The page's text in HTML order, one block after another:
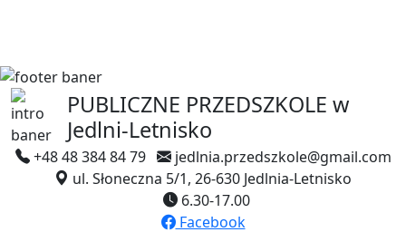
PUBLICZNE PRZEDSZKOLE w
Jedlni-Letnisko
+48 48 384 84 79
jedlnia.przedszkole@gmail.com
ul. Słoneczna 5/1, 26-630 Jedlnia-Letnisko
6.30-17.00
Facebook